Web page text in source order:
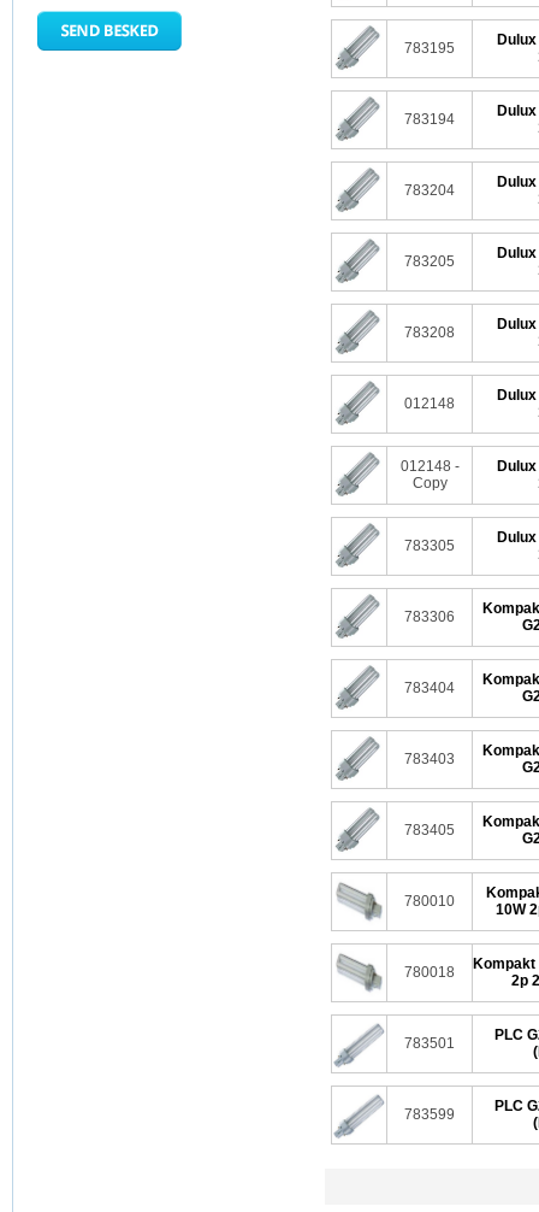
783195
783194
783204
783205
783208
012148
012148 -
Copy
783305
783306
783404
783403
783405
780010
10W
780018
Kompakt
2p
783501
PLC
783599
PLC